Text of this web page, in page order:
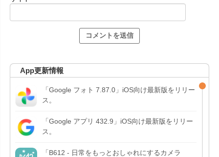
App更新情報
「Google フォト 7.87.0」iOS向け最新版をリリー
ス。
「Google アプリ 432.9」iOS向け最新版をリリー
ス。
「B612 - 日常をもっとおしゃれにするカメラ